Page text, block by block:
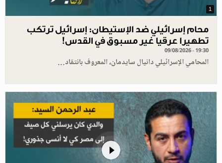
1
محام إسرائيلي ضد الإستيطان: إسرائيل ترتكب
تطهيرا عرقيا غير مسبوق في القدس!
09/08/2026 - 19:30
المحامي الإسرائيلي دانيال سايدمان، المعروف بانتقاد…